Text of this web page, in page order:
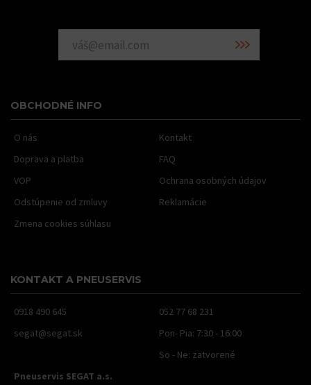
OBCHODNÉ INFO
O nás
Kontakt
Doprava a platba
FAQ
VOP
Ochrana osobných údajov
Odstúpenie od zmluvy
Reklamácie
Zmena cookies súhlasu
KONTAKT A PNEUSERVIS
0918 490 645
052 77 68 231
segat@segat.sk
Pon- Pia: 7:30 - 16:00
So - Ne: zatvorené
Pneuservis SEGAT a.s.